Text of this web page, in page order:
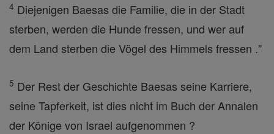
4 Diejenigen Baesas die Familie, die in der Stadt
sterben, werden die Hunde fressen, und wer auf
dem Land sterben die Vögel des Himmels fressen ."
5 Der Rest der Geschichte Baesas seine Karriere,
seine Tapferkeit, ist dies nicht im Buch der Annalen
der Könige von Israel aufgenommen ?